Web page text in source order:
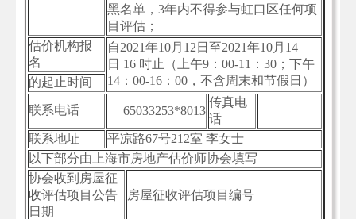
黑名单，3年内不得参与虹口区任何项
目评估；
估价机构报
名
自2021年10月12日至2021年10月14
日 16 时止（上午9：00-11：30；下午
14：00-16：00，不含周末和节假日）
的起止时间
联系电话 65033253*8013
传真电
话
联系地址
平凉路67号212室 李女士
以下部分由上海市房地产估价师协会填写
协会收到房屋征
收评估项目公告
日期
房屋征收评估项目编号